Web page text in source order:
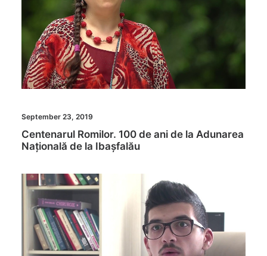
September 23, 2019
Centenarul Romilor. 100 de ani de la Adunarea
Națională de la Ibașfalău